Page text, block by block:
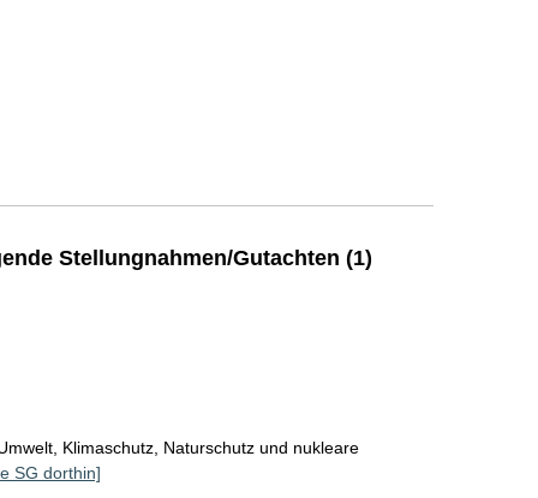
Stellungnahmen/Gutachten (1)
Klimaschutz, Naturschutz und nukleare
SG dorthin]